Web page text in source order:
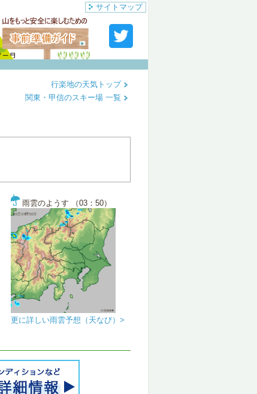
サイトマップ
行楽地の天気トップ
関東・甲信のスキー場 一覧
雨雲のようす （03：50）
更に詳しい雨雲予想（天なび）>